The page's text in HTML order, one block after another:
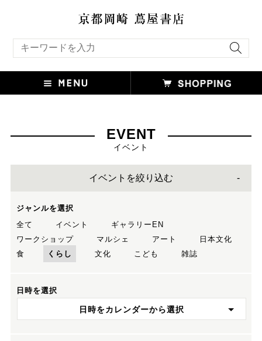
EVENT
イベント
イベントを絞り込む
ジャンルを選択
全て
イベント
ギャラリーEN
ワークショップ
マルシェ アート
日本文化
食
くらし 文化 こども 雑誌
日時を選択
日時をカレンダーから選択